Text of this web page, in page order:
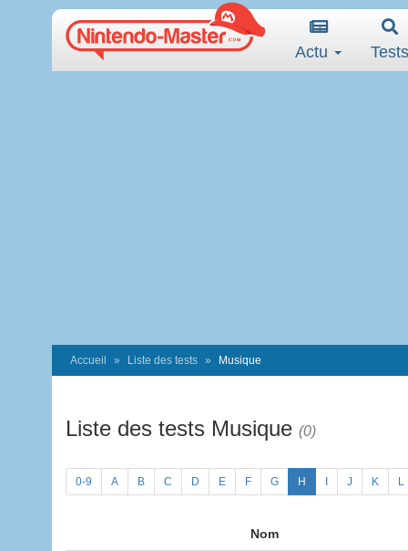
Actu Tests
Accueil Liste des tests Musique
Liste des tests Musique (0)
0-9 A B C D E F G H J K L
Nom